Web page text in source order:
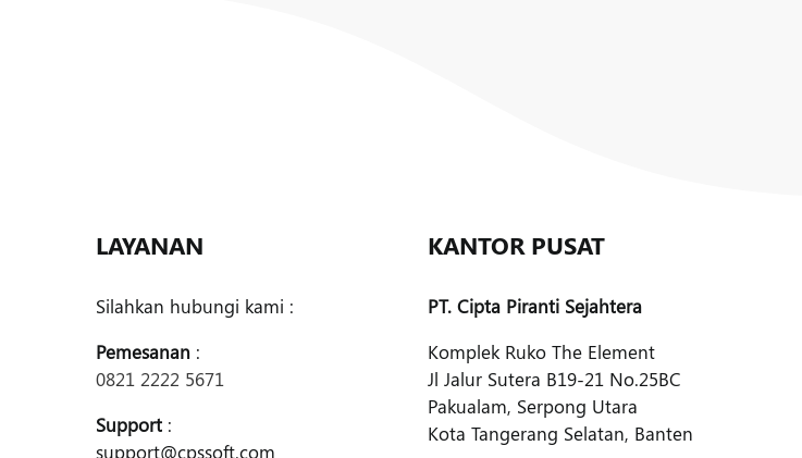
LAYANAN
Silahkan hubungi kami :
Pemesanan :
0821 2222 5671
Support :
support@cpssoft.com
KANTOR PUSAT
PT. Cipta Piranti Sejahtera
Komplek Ruko The Element
Jl Jalur Sutera B19-21 No.25BC
Pakualam, Serpong Utara
Kota Tangerang Selatan, Banten